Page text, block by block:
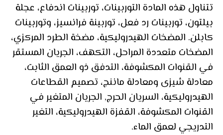
تتناول هذه المادة التوربينات، توربينات اندفاع، عجلة
بيلتون، توربينات رد فعل، توربينة فرانسيز، وتوربينات
كابلن. المضخات الهيدروليكية، مضخة الطرد المركزي،
المضخات متعددة المراحل، التكهف، الجريان المستقر
في القنوات المكشوفة، التدفق ذو العمق الثابت،
معادلة شيزى ومعادلة ماننج، تصميم القطاعات
الهيدروليكية، السريان الحرج, الجريان المتغير في
القنوات المكشوفة، القفزة الهيدروليكية، التغير
التدريجي لعمق الماء.